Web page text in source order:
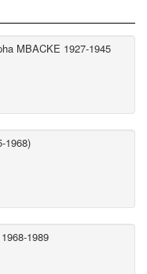
MBACKE 1927-1945
1968)
1989